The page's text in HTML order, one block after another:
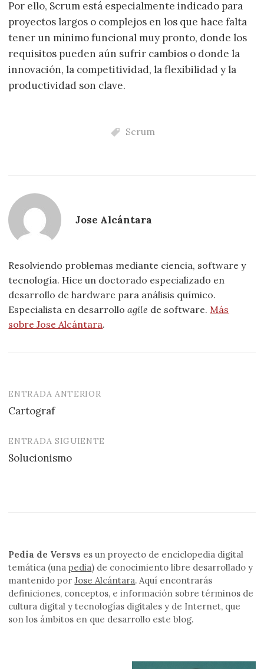
Por ello, Scrum está especialmente indicado para
proyectos largos o complejos en los que hace falta
tener un mínimo funcional muy pronto, donde los
requisitos pueden aún sufrir cambios o donde la
innovación, la competitividad, la flexibilidad y la
productividad son clave.
Scrum
Jose Alcántara
Resolviendo problemas mediante ciencia, software y
tecnología. Hice un doctorado especializado en
desarrollo de hardware para análisis químico.
Especialista en desarrolloagile de software. Más
sobre Jose Alcántara.
Navegación
de
entradas
ENTRADA ANTERIOR
Cartograf
ENTRADA SIGUIENTE
Solucionismo
Pedia de Versvs es un proyecto de enciclopedia digital
temática (unapedia) de conocimiento libre desarrollado y
mantenido porJose Alcántara. Aquí encontrarás
definiciones, conceptos, e información sobre términos de
cultura digital y tecnologías digitales y de Internet, que
son los ámbitos en que desarrollo este blog.